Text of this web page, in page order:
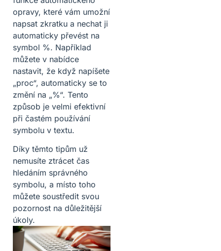
opravy, které vám umožní
napsat zkratku a nechat ji
automaticky převést na
symbol %. Například
můžete v nabídce
nastavit, že když napíšete
„proc“, automaticky se to
změní na „%“. Tento
způsob je velmi efektivní
při častém používání
symbolu v textu.
Díky těmto tipům už
nemusíte ztrácet čas
hledáním správného
symbolu, a místo toho
můžete soustředit svou
pozornost na důležitější
úkoly.